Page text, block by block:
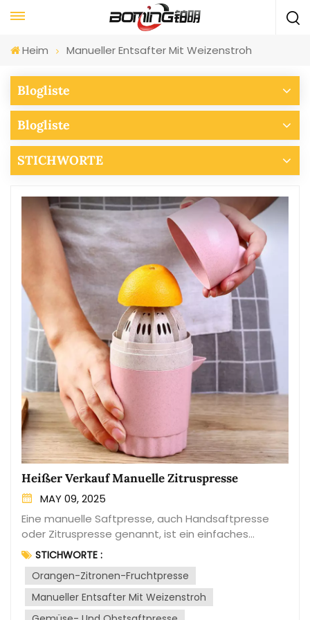
Heim Manueller Entsafter Mit Weizenstroh
Blogliste
Blogliste
STICHWORTE
Heißer Verkauf Manuelle Zitruspresse
MAY 09, 2025
Eine manuelle Saftpresse, auch Handsaftpresse
oder Zitruspresse genannt, ist ein einfaches
Küchengerät zum Entsaften von Früchten,
insbesondere Zitrusfrüchten wie Zitronen, Orangen
und Limetten. Sie besteht typischerweise aus einer
Schüssel oder einem Ausstecher zum Auffangen
des Saftes, einem Sieb zum Trennen von
STICHWORTE :
Orangen-Zitronen-Fruchtpresse
Manueller Entsafter Mit Weizenstroh